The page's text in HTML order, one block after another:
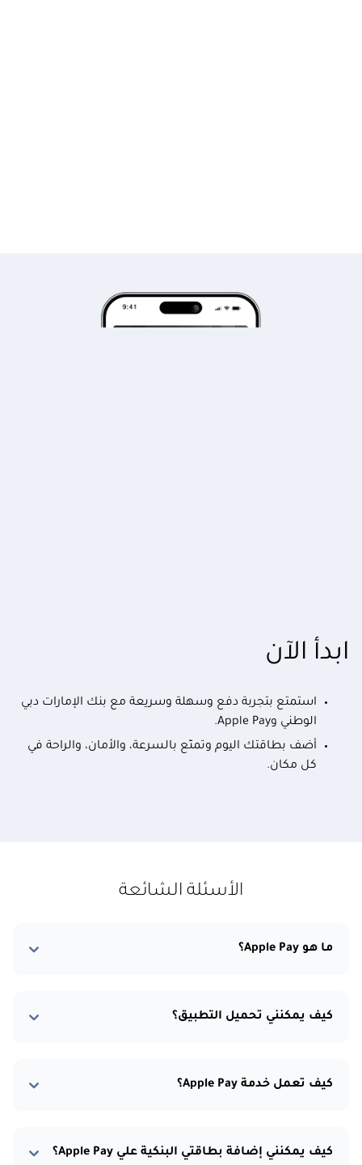
ابدأ الآن
استمتع بتجربة دفع وسهلة وسريعة مع بنك الإمارات دبي
الوطني وApple Pay.
أضف بطاقتك اليوم وتمتّع بالسرعة، والأمان، والراحة في
كل مكان.
الأسئلة الشائعة
ما هو Apple Pay؟
كيف يمكنني تحميل التطبيق؟
كيف تعمل خدمة Apple Pay؟
كيف يمكنني إضافة بطاقتي البنكية علي Apple Pay؟